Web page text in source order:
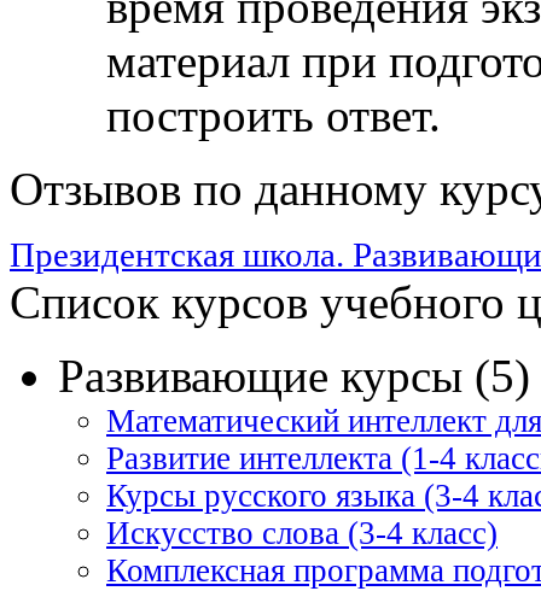
материал при
построить ответ.
Отзывов по данному
Президентская школа.
Список курсов учебного
Развивающие курсы (5)
Математический интеллект
Развитие интеллекта (1-4
Курсы русского языка (3-4
Искусство слова (3-4 класс)
Комплексная программа